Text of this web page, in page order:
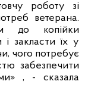
роботу зі
ветерана.
до копійки
і закласти їх у
чого потребує
забезпечити
, - сказала